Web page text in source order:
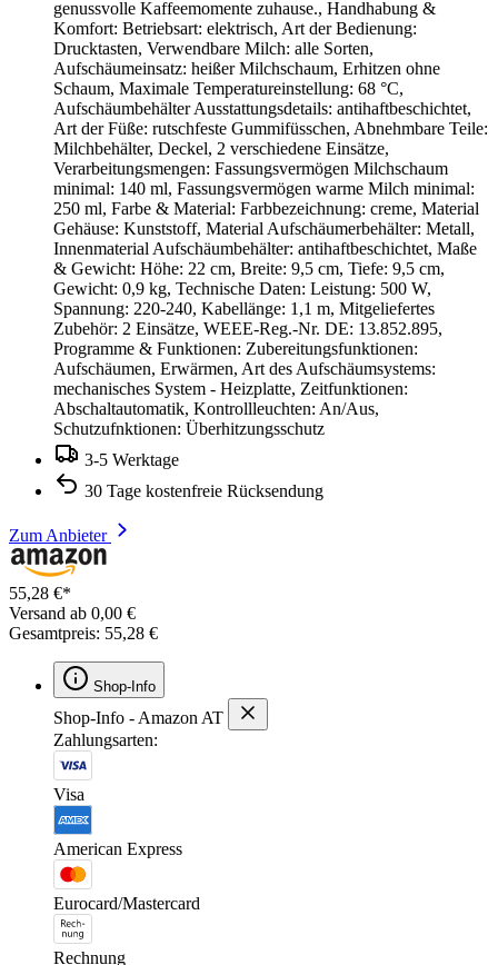
genussvolle Kaffeemomente zuhause., Handhabung &
Komfort: Betriebsart: elektrisch, Art der Bedienung:
Drucktasten, Verwendbare Milch: alle Sorten,
Aufschäumeinsatz: heißer Milchschaum, Erhitzen ohne
Schaum, Maximale Temperatureinstellung: 68 °C,
Aufschäumbehälter Ausstattungsdetails: antihaftbeschichtet,
Art der Füße: rutschfeste Gummifüsschen, Abnehmbare Teile:
Milchbehälter, Deckel, 2 verschiedene Einsätze,
Verarbeitungsmengen: Fassungsvermögen Milchschaum
minimal: 140 ml, Fassungsvermögen warme Milch minimal:
250 ml, Farbe & Material: Farbbezeichnung: creme, Material
Gehäuse: Kunststoff, Material Aufschäumerbehälter: Metall,
Innenmaterial Aufschäumbehälter: antihaftbeschichtet, Maße
& Gewicht: Höhe: 22 cm, Breite: 9,5 cm, Tiefe: 9,5 cm,
Gewicht: 0,9 kg, Technische Daten: Leistung: 500 W,
Spannung: 220-240, Kabellänge: 1,1 m, Mitgeliefertes
Zubehör: 2 Einsätze, WEEE-Reg.-Nr. DE: 13.852.895,
Programme & Funktionen: Zubereitungsfunktionen:
Aufschäumen, Erwärmen, Art des Aufschäumsystems:
mechanisches System - Heizplatte, Zeitfunktionen:
Abschaltautomatik, Kontrollleuchten: An/Aus,
Schutzufnktionen: Überhitzungsschutz
3-5 Werktage
30 Tage kostenfreie Rücksendung
Zum Anbieter
55,28 €*
Versand ab 0,00 €
Gesamtpreis: 55,28 €
Shop-Info
Shop-Info - Amazon AT
Zahlungsarten:
Visa
American Express
Eurocard/Mastercard
Rechnung